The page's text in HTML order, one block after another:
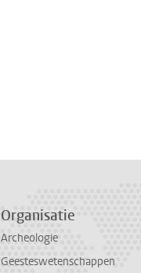
Organisatie
Archeologie
Geesteswetenschappen